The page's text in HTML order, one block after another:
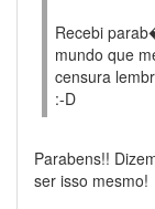
Recebi
mundo que
censura
:-D
Parabens!!
ser isso mesmo!